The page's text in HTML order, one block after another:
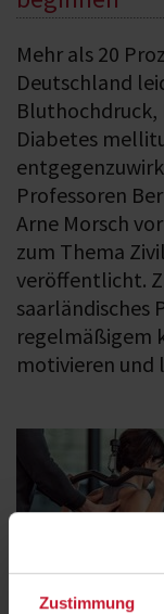
Zustimmung
Mehr als 20
Deutschland
Diabetes
Professoren
Arne Morsch
zum Thema
veröffentlicht.
saarländisches
regelmäßigem
motivieren und
Lebensstilbedingte